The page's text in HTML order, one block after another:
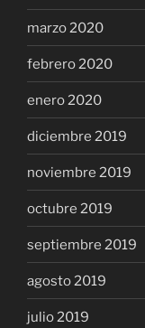
marzo 2020
febrero 2020
enero 2020
diciembre 2019
noviembre 2019
octubre 2019
septiembre 2019
agosto 2019
julio 2019